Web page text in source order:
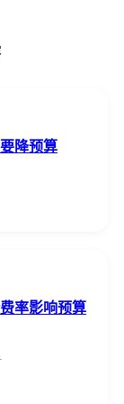
降预算
率影响预算